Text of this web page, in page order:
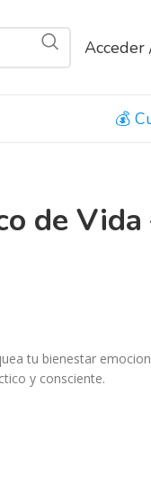
Acceder
de Vida
tu bienestar
y consciente.